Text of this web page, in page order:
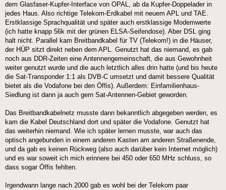
dem Glasfaser-Kupfer-Interface von OPAL, ab da Kupfer-Doppelader in
jedes Haus. Also richtige Telekom-Erdkabel mit neuem APL und TAE.
Erstklassige Sprachqualität und später auch erstklassige Modemwerte
(ich hatte knapp 56k mit der grünen ELSA-Seifendose). Aber DSL ging
halt nicht. Parallel kam Breitbandkabel für TV (Telekom!) in die Häuser,
der HÜP sitzt direkt neben dem APL. Genutzt hat das niemand, es gab
noch aus DDR-Zeiten eine Antennengemeinschaft, die aus Gewohnheit
weiter genutzt wurde und die auch letztlich alles drin hatte (und bis heute
die Sat-Transponder 1:1 als DVB-C umsetzt und damit bessere Qualität
bietet als die Vodafone bei den Öffis). Außerdem: Einfamilienhaus-
Siedlung ist dann ja auch gern Sat-Antennen-Gebiet geworden.
Das Breitbandkabelnetz musste dann bekanntlich abgegeben werden, es
kam die Kabel Deutschland dort und später die Vodafone. Genutzt hat
das weiterhin niemand. Wie ich später lernen musste, war auch das
optisch angebunden in einem anderen Kasten am anderen Straßenende,
und da gab es keinen Rückweg (also auch darüber kein Internet möglich)
und es war soweit ich mich erinnere bei 450 oder 650 MHz schluss, so
dass sogar Öffis fehlten.
Irgendwann lange nach 2000 gab es wohl bei der Telekom paar